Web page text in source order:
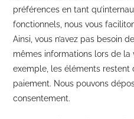
préférences en tant
fonctionnels, nous vous
Ainsi, vous n’avez pas besoin
mêmes informations lors de
exemple, les éléments restent
paiement. Nous pouvons
consentement.